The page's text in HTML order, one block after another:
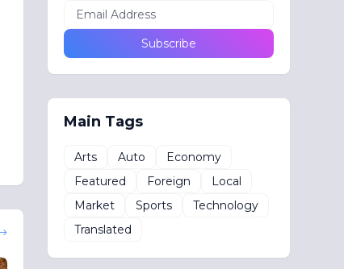
Main Tags
Arts Auto
Economy
Featured
Foreign
Local
Market
Sports
Technology
Translated